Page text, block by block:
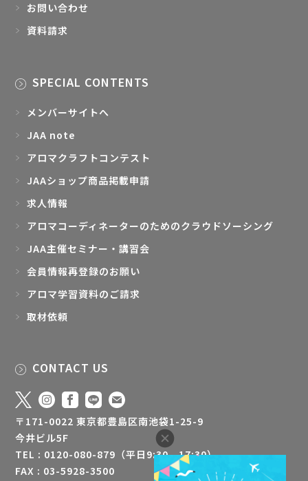
お問い合わせ
資料請求
SPECIAL CONTENTS
メンバーサイトへ
JAA note
アロマクラフトコンテスト
JAAショップ商品掲載申請
求人情報
アロマコーディネーターのためのクラウドソーシング
JAA主催セミナー・講習会
会員情報再登録のお願い
アロマ学習資料のご請求
取材依頼
CONTACT US
〒171-0022 東京都豊島区南池袋1-25-9
今井ビル5F
TEL : 0120-080-879（平日9:30 - 17:30）
FAX : 03-5928-3500